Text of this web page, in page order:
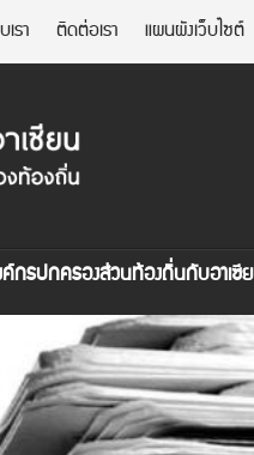
รา ติดต่อเรา แผนผังเว็บไซต์
กรปกครองส่วนท้องถิ่นกับอาเซี